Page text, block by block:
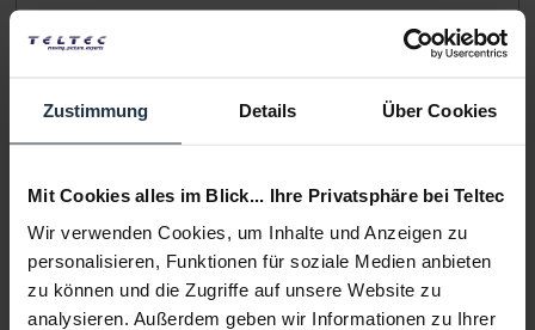
Zustimmung Details Über Cookies
Mit Cookies alles im Blick... Ihre Privatsphäre bei Teltec
Wir verwenden Cookies, um Inhalte und Anzeigen zu
personalisieren, Funktionen für soziale Medien anbieten
zu können und die Zugriffe auf unsere Website zu
analysieren. Außerdem geben wir Informationen zu Ihrer
Beratung
Medien
Infos zu Hersteller & Produktsicherheit
Folgende Infos zum Hersteller sind verfübar......mehr
Weitere Artikel von Tiffen ansehen